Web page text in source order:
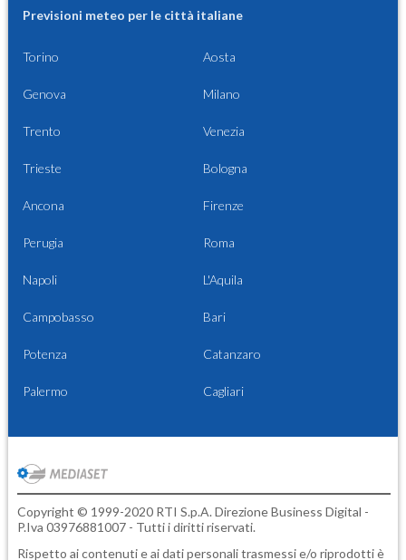
Previsioni meteo per le città italiane
Torino Aosta
Genova Milano
Trento Venezia
Trieste Bologna
Ancona Firenze
Perugia Roma
Napoli L'Aquila
Campobasso Bari
Potenza Catanzaro
Palermo Cagliari
Copyright © 1999-2020 RTI S.p.A. Direzione Business Digital -
P.Iva 03976881007 - Tutti i diritti riservati.
Rispetto ai contenuti e ai dati personali trasmessi e/o riprodotti è